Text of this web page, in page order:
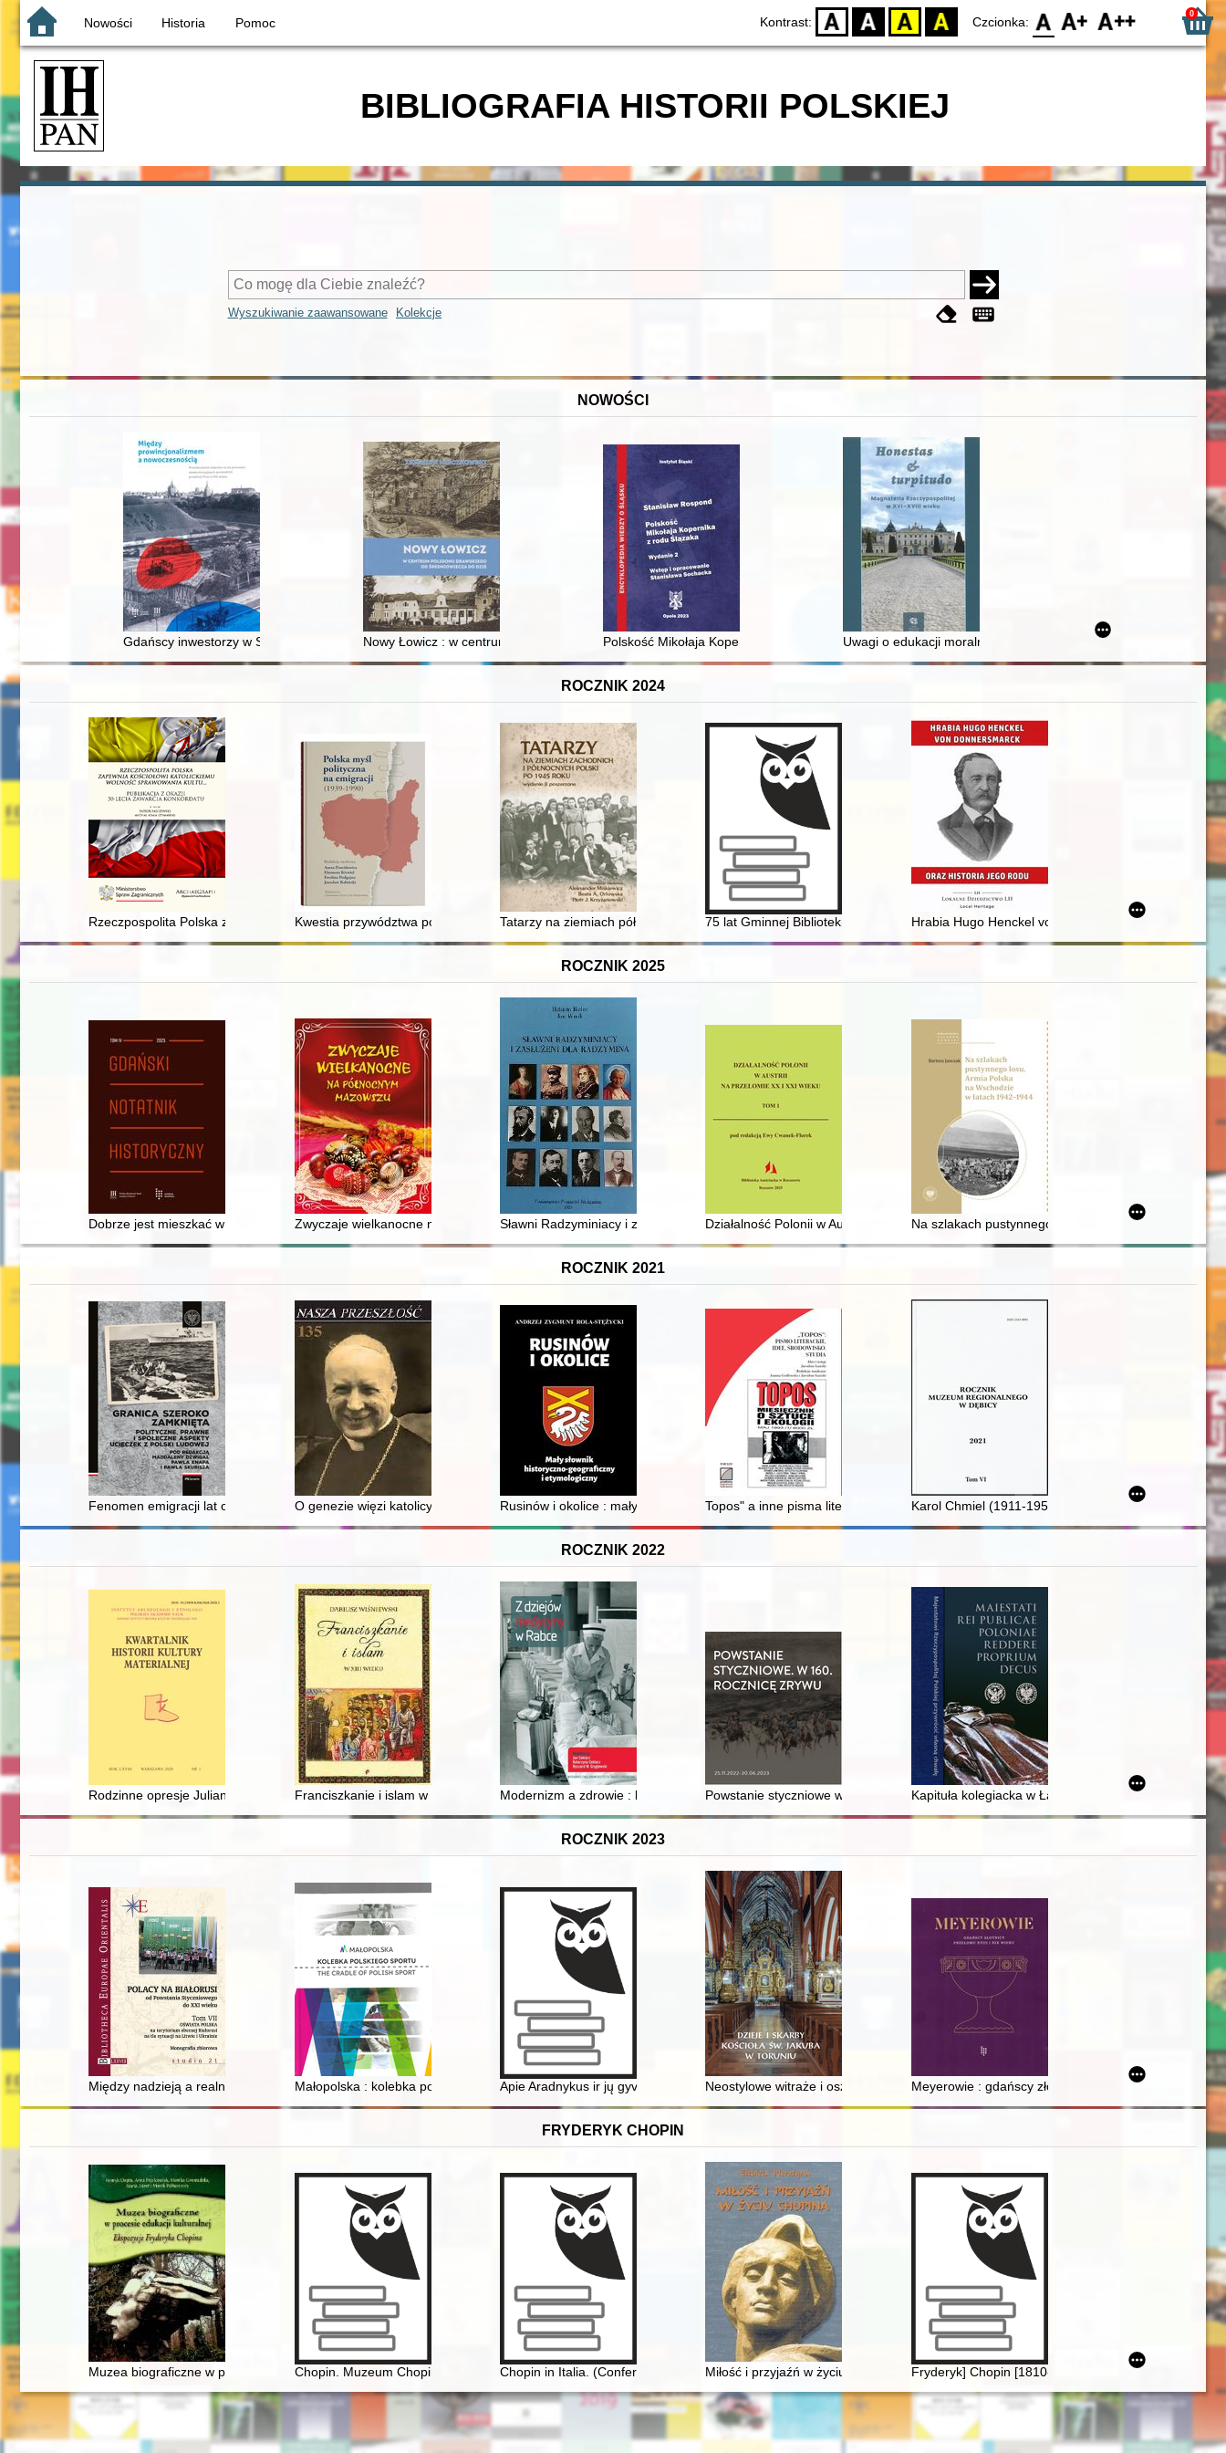
Nowości Historia Pomoc Kontrast: D BW YB BY Czcionka: F0 F1 F2 0
BIBLIOGRAFIA HISTORII POLSKIEJ
Wyszukiwanie zaawansowane Kolekcje
NOWOŚCI
Gdańscy inwestorzy w Sopocie : prestiż finansowy i towarzyski lokalnego mieszczaństwa w 2. poł. XIX w
Nowy Łowicz : w centrum poligonu drawskiego od średniowiecza do dziś
Polskość Mikołaja Kopernika z rodu ŚlązakaUwagi o edukacji moralnej synów szlacheckich w XVI-wiecznej
ROCZNIK 2024
Rzeczpospolita Polska zapewnia Kościołowi Katolickiemu wolność sprawowania kultu..." : publikacja z okazji 30-lecia zawarcia konkordatu
Kwestia przywództwa politycznego w pismach Stanisława Strońskiego na uchodźstwie
Tatarzy na ziemiach północno-zachodnich Polski po 1945 roku : tatarska księga wspomnień
75 lat Gminnej Biblioteki Publicznej w Żołyni (1949-2024)Hrabia Hugo Henckel von Donnersmarck oraz
ROCZNIK 2025
Dobrze jest mieszkać w Zaspie" : działalność społeczno-wychowawcza Lokatorsko-Własnościowej Spółdzielni Mieszkaniowej "Zaspa" w latach 1981-1990
Zwyczaje wielkanocne na północnym MazowszuSławni Radzyminiacy i zasłużeni dla RadzyminaDziałalność Polonii w Austrii na przełomie XX i XXI wieku. T. 1Na szlakach pustynnego losu : Armia Polska na
ROCZNIK 2021
Fenomen emigracji lat osiemdziesiątych: paradoks "uchodźców niepolitycznych"
O genezie więzi katolicyzmu i świadomości narodowej w społeczeństwie polskim w pierwszej połowie XIX w
Rusinów i okolice : mały słownik historyczno-geograficzny i etymologiczny
Topos" a inne pisma literackie : podobieństwa i różniceKarol Chmiel (1911-1951) : "żołnierz wyklęty" z
ROCZNIK 2022
Rodzinne opresje Julianny Młodeckiej (1731-ok. 1799) : przyczynek do dziejów przemocy domowej w czasach staropolskich
Franciszkanie i islam w XIII wieku Modernizm a zdrowie : kompleks architektoniczny zakładu leczniczo-wychowawczego sióstr nazaretanek w Rabce
Powstanie styczniowe w 160. rocznicę zrywu = January uprising on the 160th
Kapituła kolegiacka w Łasku
ROCZNIK 2023
Między nadzieją a realnością : polska prasa wobec otwarcia na Białorusi pierwszej szkoły z polskim językiem nauczania
Małopolska : kolebka polskiego sportu = cradle of Polish sport
Apie Aradnykus ir jų gyventojus Neostylowe witraże i oszklenia ornamentalne w kościele pw. św. Jakuba Apostoła w
Meyerowie : gdańscy złotnicy przełomu XVIII i XIX
FRYDERYK CHOPIN
Muzea biograficzne w procesie edukacji kulturalnej. Ekspozycje Fryderyka Chopina
Chopin. Muzeum Chopina. Chopin MuseumChopin in Italia. (Conferenze tenute nella Bibliotheca e Centre di Studia a Roma dell' Accademia Polacca delle Scienze il 6
Miłość i przyjaźń w życiu Chopina Fryderyk] Chopin [1810-1849]